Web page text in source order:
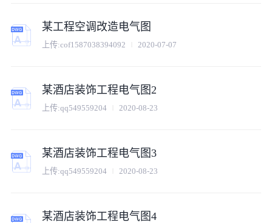
某工程空调改造电气图
上传:cof1587038394092 2020-07-07
某酒店装饰工程电气图2
上传:qq549559204 2020-08-23
某酒店装饰工程电气图3
上传:qq549559204 2020-08-23
某酒店装饰工程电气图4